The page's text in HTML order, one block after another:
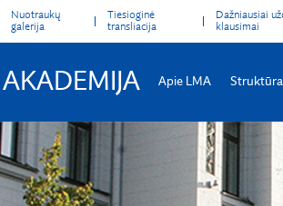
Nuotraukų
galerija
Tiesioginė
transliacija
Dažniausiai
klausimai
Apie LMA